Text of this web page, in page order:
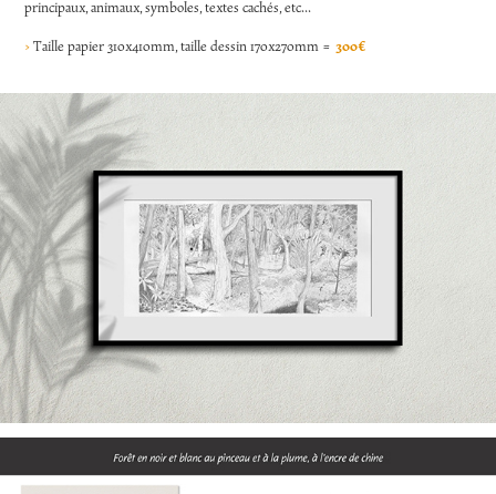
principaux, animaux, symboles, textes cachés, etc...
>Taille papier 310x410mm, taille dessin 170x270mm = 300€